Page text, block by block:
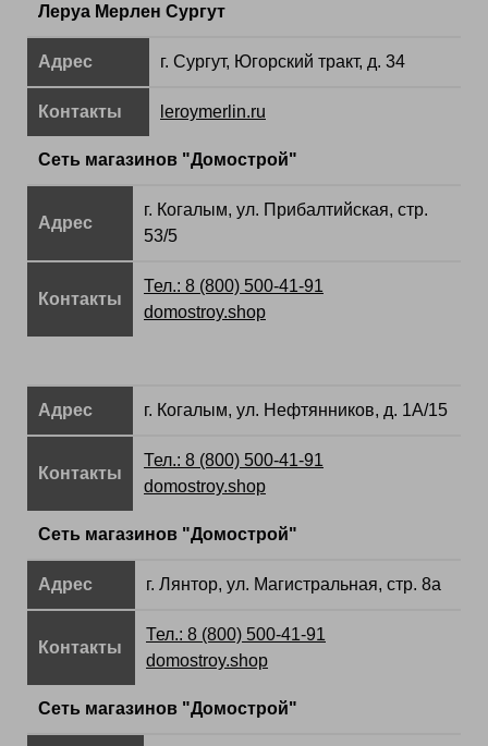
Леруа Мерлен Сургут
Адрес г. Сургут, Югорский тракт, д. 34
Контакты leroymerlin.ru
Сеть магазинов "Домострой"
Адрес
г. Когалым, ул. Прибалтийская, стр.
53/5
Контакты
Тел.: 8 (800) 500-41-91
domostroy.shop
Адрес г. Когалым, ул. Нефтянников, д. 1А/15
Контакты
Тел.: 8 (800) 500-41-91
domostroy.shop
Сеть магазинов "Домострой"
Адрес г. Лянтор, ул. Магистральная, стр. 8а
Контакты
Тел.: 8 (800) 500-41-91
domostroy.shop
Сеть магазинов "Домострой"